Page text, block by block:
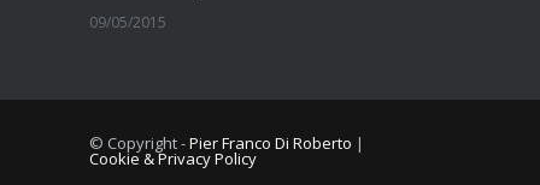
09/05/2015
Comorbilità tra dolore muscolo scheletrico cronico e
© Copyright -Pier Franco Di Roberto |
Cookie & Privacy Policy